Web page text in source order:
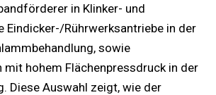
in Klinker- und
Eindicker-/Rührwerksantriebe in der
sowie
mit hohem Flächenpressdruck in der
Diese Auswahl zeigt, wie der